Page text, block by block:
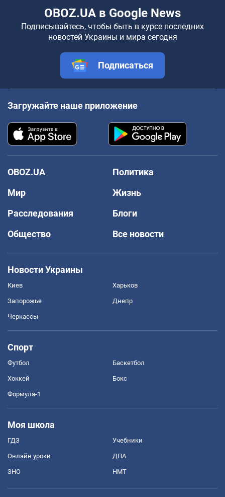
OBOZ.UA в Google News
Подписывайтесь, чтобы быть в курсе последних
новостей Украины и мира сегодня
Подписаться
Загружайте наше приложение
OBOZ.UA
Политика
Мир
Жизнь
Расследования
Блоги
Общество
Все новости
Новости Украины
Киев Харьков
Запорожье Днепр
Черкассы
Спорт
Футбол Баскетбол
Хоккей Бокс
Формула-1
Моя школа
ГДЗ Учебники
Онлайн уроки ДПА
ЗНО НМТ